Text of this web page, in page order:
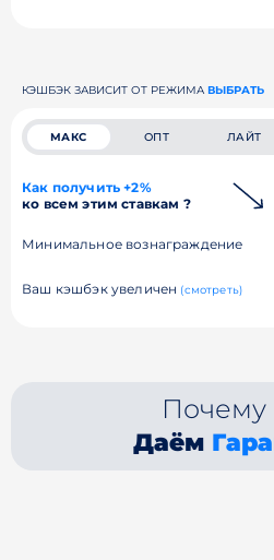
КЭШБЭК ЗАВИСИТ ОТ РЕЖИМА ВЫБРАТЬ
МАКС ОПТ ЛАЙТ
Как получить +2%
ко всем этим ставкам ?
Минимальное вознаграждение
Ваш кэшбэк увеличен (смотреть)
Почему
Даём